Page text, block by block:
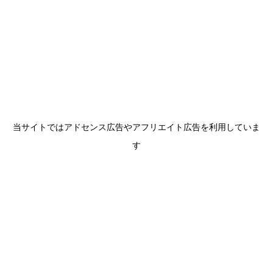
当サイトではアドセンス広告やアフリエイト広告を利用していま
す